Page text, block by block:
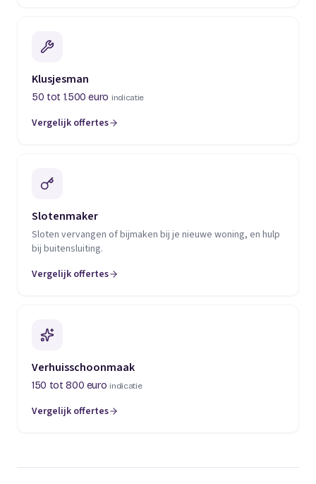
Klusjesman
50 tot 1.500 euro indicatie
Vergelijk offertes
(opent in een nieuw tabblad)
Slotenmaker
Sloten vervangen of bijmaken bij je nieuwe woning, en hulp
bij buitensluiting.
Vergelijk offertes
(opent in een nieuw tabblad)
Verhuisschoonmaak
150 tot 800 euro indicatie
Vergelijk offertes
(opent in een nieuw tabblad)